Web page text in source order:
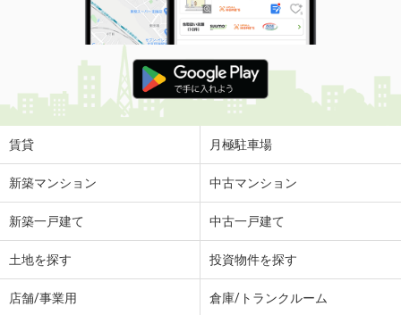
賃貸 月極駐車場
新築マンション 中古マンション
新築一戸建て 中古一戸建て
土地を探す 投資物件を探す
店舗/事業用 倉庫/トランクルーム